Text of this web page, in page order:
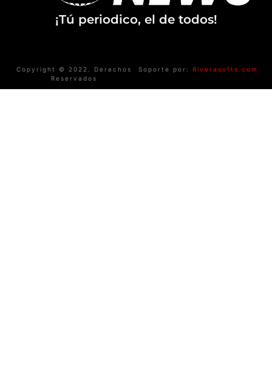
¡Tú periodico, el de todos!
Copyright © 2022. Derechos
Reservados
Soporte por: Riverasofts.com